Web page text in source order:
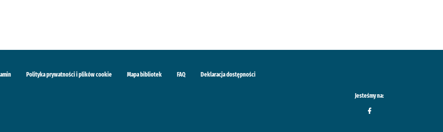
Polityka prywatności i plików cookie Mapa bibliotek FAQ Deklaracja dostępności
Jesteśmy na: